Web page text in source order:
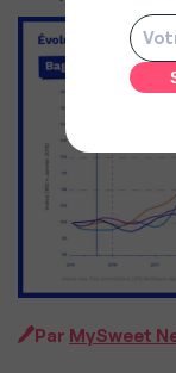
Par MySweet